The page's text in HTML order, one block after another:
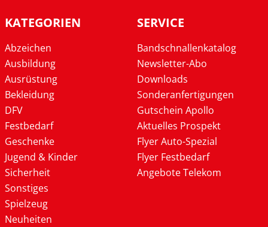
KATEGORIEN
Abzeichen
Ausbildung
Ausrüstung
Bekleidung
DFV
Festbedarf
Geschenke
Jugend & Kinder
Sicherheit
Sonstiges
Spielzeug
Neuheiten
SERVICE
Bandschnallenkatalog
Newsletter-Abo
Downloads
Sonderanfertigungen
Gutschein Apollo
Aktuelles Prospekt
Flyer Auto-Spezial
Flyer Festbedarf
Angebote Telekom